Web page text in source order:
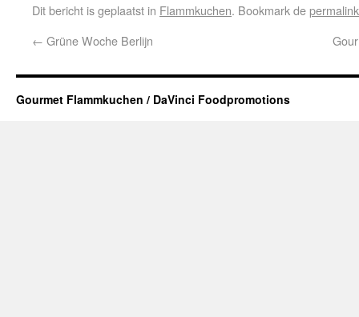
Dit bericht is geplaatst in Flammkuchen. Bookmark depermalink
← Grüne Woche Berlijn
Gourmet Flammkuchen / DaVinci Foodpromotions